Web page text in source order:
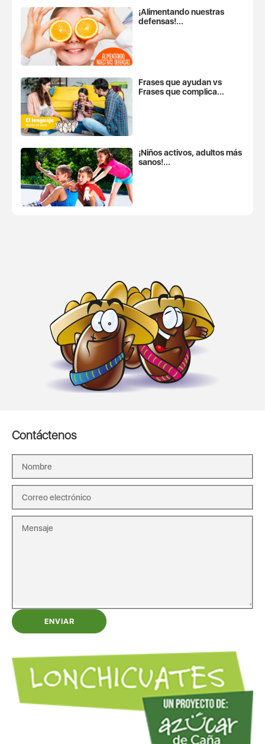
¡Alimentando nuestras
defensas!...
Frases que ayudan vs
Frases que complica...
¡Niños activos, adultos más
sanos!...
Contáctenos
ENVIAR